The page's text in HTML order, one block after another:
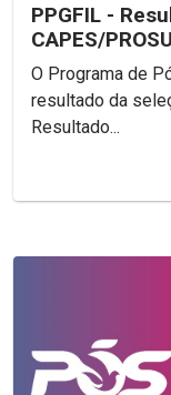
PPGFIL -
CAPES/
O Programa de
resultado da
Resultado...